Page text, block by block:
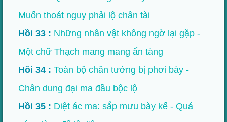
Muốn thoát nguy phải lộ chân tài
Hồi 33 : Những nhân vật không ngờ lại gặp -
Một chữ Thạch mang mang ẩn tàng
Hồi 34 : Toàn bộ chân tướng bị phơi bày -
Chân dung đại ma đầu bộc lộ
Hồi 35 : Diệt ác ma: sắp mưu bày kế - Quá